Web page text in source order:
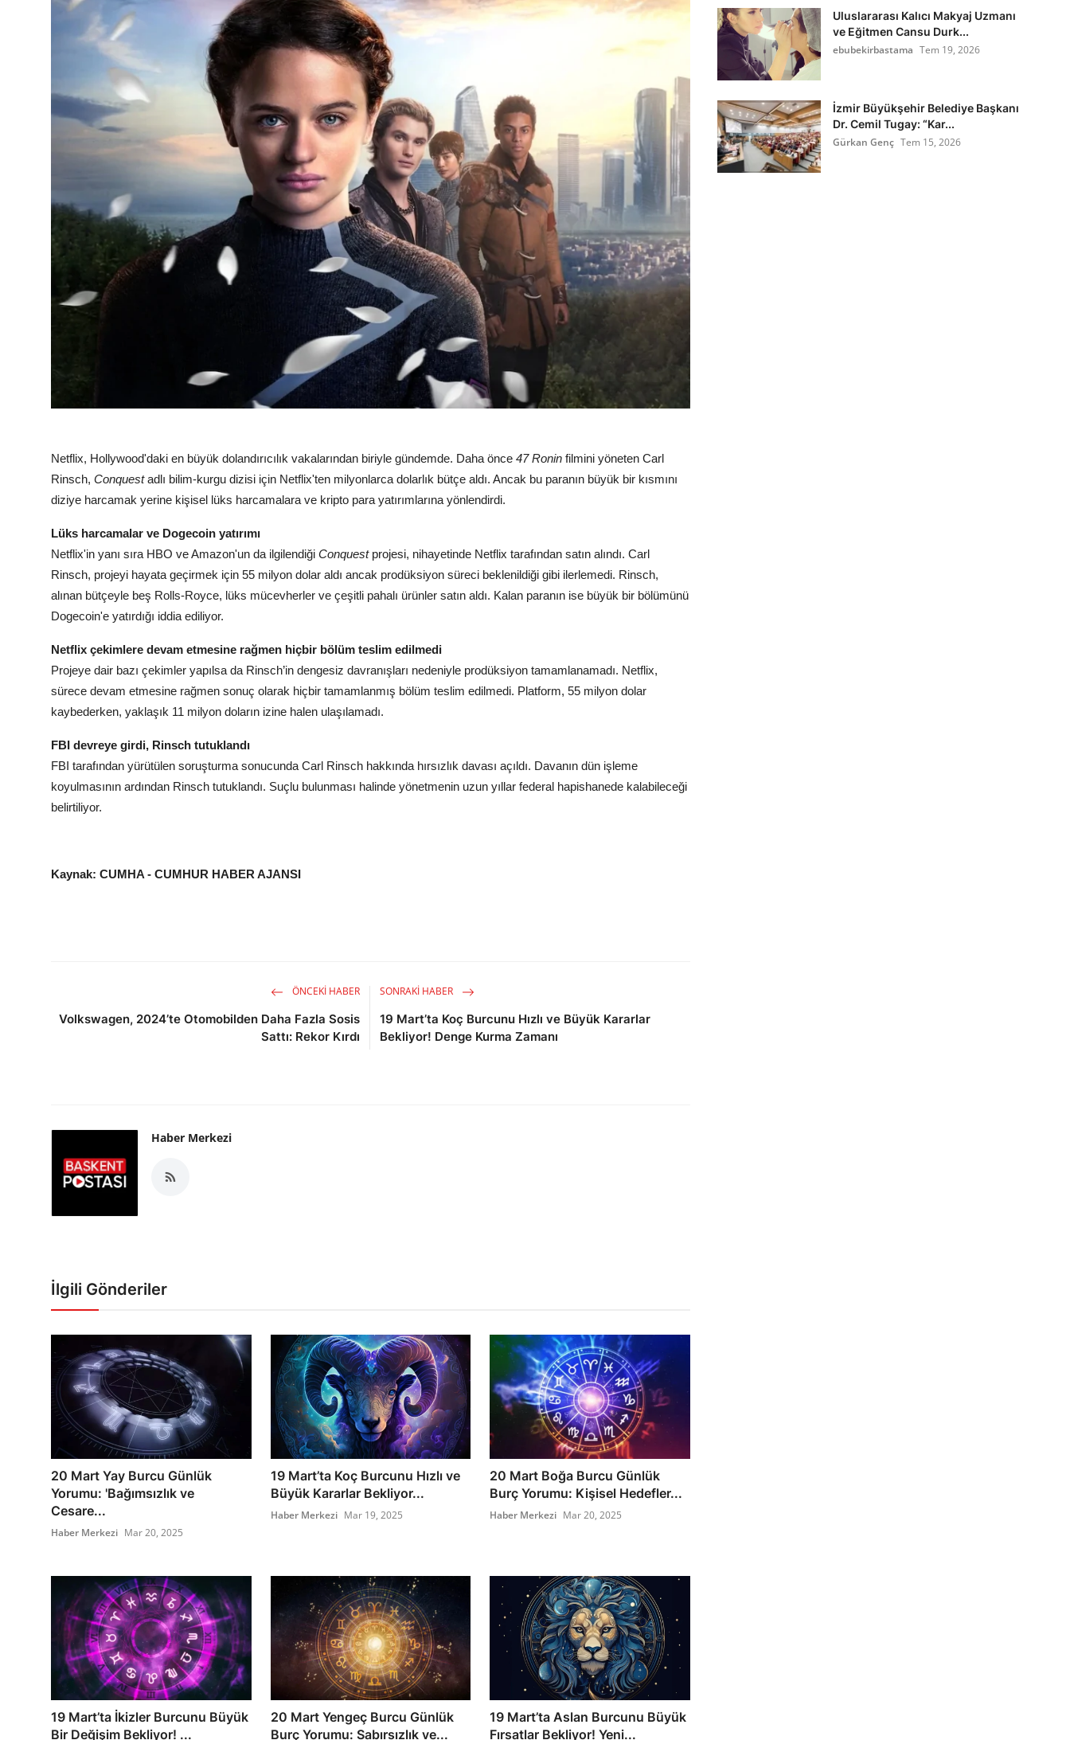
Netflix, Hollywood'daki en büyük dolandırıcılık vakalarından biriyle gündemde. Daha önce 47 Ronin filmini yöneten Carl
Rinsch, Conquestadlı bilim-kurgu dizisi için Netflix'ten milyonlarca dolarlık bütçe aldı. Ancak bu paranın büyük bir kısmını
diziye harcamak yerine kişisel lüks harcamalara ve kripto para yatırımlarına yönlendirdi.
Lüks harcamalar ve Dogecoin yatırımı
Netflix'in yanı sıra HBO ve Amazon'un da ilgilendiği Conquestprojesi, nihayetinde Netflix tarafından satın alındı. Carl
Rinsch, projeyi hayata geçirmek için 55 milyon dolar aldı ancak prodüksiyon süreci beklenildiği gibi ilerlemedi. Rinsch,
alınan bütçeyle beş Rolls-Royce, lüks mücevherler ve çeşitli pahalı ürünler satın aldı. Kalan paranın ise büyük bir bölümünü
Dogecoin'e yatırdığı iddia ediliyor.
Netflix çekimlere devam etmesine rağmen hiçbir bölüm teslim edilmedi
Projeye dair bazı çekimler yapılsa da Rinsch’in dengesiz davranışları nedeniyle prodüksiyon tamamlanamadı. Netflix,
sürece devam etmesine rağmen sonuç olarak hiçbir tamamlanmış bölüm teslim edilmedi. Platform, 55 milyon dolar
kaybederken, yaklaşık 11 milyon doların izine halen ulaşılamadı.
FBI devreye girdi, Rinsch tutuklandı
FBI tarafından yürütülen soruşturma sonucunda Carl Rinsch hakkında hırsızlık davası açıldı. Davanın dün işleme
koyulmasının ardından Rinsch tutuklandı. Suçlu bulunması halinde yönetmenin uzun yıllar federal hapishanede kalabileceği
belirtiliyor.
Kaynak: CUMHA - CUMHUR HABER AJANSI
ÖNCEKI HABER
Volkswagen, 2024’te Otomobilden Daha Fazla Sosis
Sattı: Rekor Kırdı
SONRAKI HABER
19 Mart’ta Koç Burcunu Hızlı ve Büyük Kararlar
Bekliyor! Denge Kurma Zamanı
Haber Merkezi
İlgili Gönderiler
20 Mart Yay Burcu Günlük
Yorumu: 'Bağımsızlık ve
Cesare...
Haber Merkezi Mar 20, 2025
19 Mart’ta Koç Burcunu Hızlı ve
Büyük Kararlar Bekliyor...
Haber Merkezi Mar 19, 2025
20 Mart Boğa Burcu Günlük
Burç Yorumu: Kişisel Hedefler...
Haber Merkezi Mar 20, 2025
19 Mart’ta İkizler Burcunu Büyük
Bir Değişim Bekliyor! ...
20 Mart Yengeç Burcu Günlük
Burç Yorumu: Sabırsızlık ve...
19 Mart’ta Aslan Burcunu Büyük
Fırsatlar Bekliyor! Yeni...
Uluslararası Kalıcı Makyaj Uzmanı
ve Eğitmen Cansu Durk...
ebubekirbastama Tem 19, 2026
İzmir Büyükşehir Belediye Başkanı
Dr. Cemil Tugay: “Kar...
Gürkan Genç Tem 15, 2026